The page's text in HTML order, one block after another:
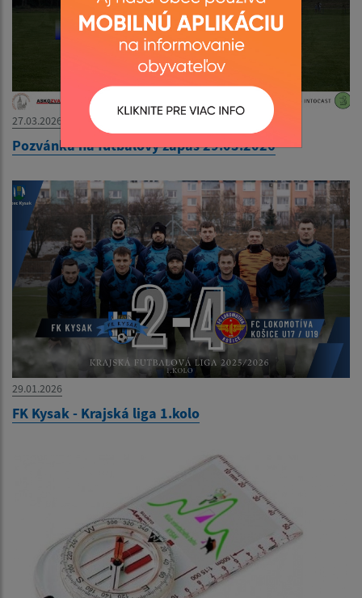
27.03.2026
Pozvánka na futbalový zápas 29.03.2026
29.01.2026
FK Kysak - Krajská liga 1.kolo